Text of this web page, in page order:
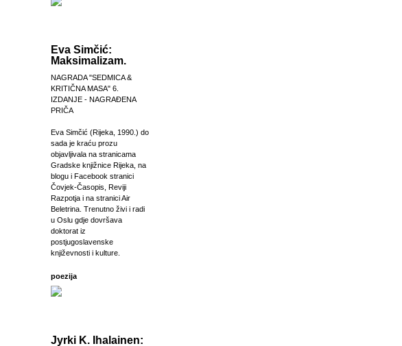
Eva Simčić:
Maksimalizam.
NAGRADA "SEDMICA &
KRITIČNA MASA" 6.
IZDANJE - NAGRAĐENA
PRIČA
Eva Simčić (Rijeka, 1990.) do
sada je kraću prozu
objavljivala na stranicama
Gradske knjižnice Rijeka, na
blogu i Facebook stranici
Čovjek-Časopis, Reviji
Razpotja i na stranici Air
Beletrina. Trenutno živi i radi
u Oslu gdje dovršava
doktorat iz
postjugoslavenske
književnosti i kulture.
poezija
Jyrki K. Ihalainen: